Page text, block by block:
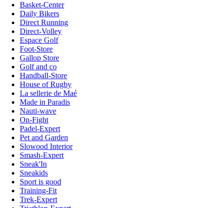
Basket-Center
Daily Bikers
Direct Running
Direct-Volley
Espace Golf
Foot-Store
Gallop Store
Golf and co
Handball-Store
House of Rugby
La sellerie de Maé
Made in Paradis
Nauti-wave
On-Fight
Padel-Expert
Pet and Garden
Slowood Interior
Smash-Expert
Sneak'In
Sneakids
Sport is good
Training-Fit
Trek-Expert